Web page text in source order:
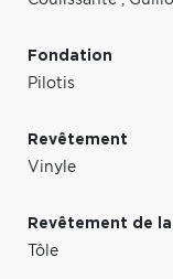
Fondation
Pilotis
Revêtement
Vinyle
Revêtement de
Tôle